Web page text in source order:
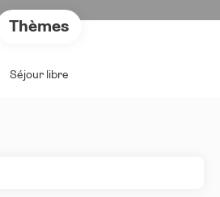
Thèmes
Séjour libre